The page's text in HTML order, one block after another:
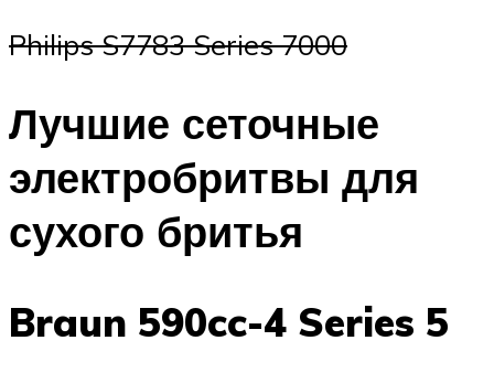
Philips S7783 Series 7000
Лучшие сеточные
электробритвы для
сухого бритья
Braun 590cc-4 Series 5